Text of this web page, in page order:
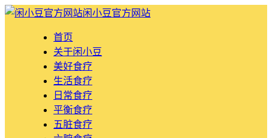
闲小豆官方网站
首页
关于闲小豆
美好食疗
生活食疗
日常食疗
平衡食疗
五脏食疗